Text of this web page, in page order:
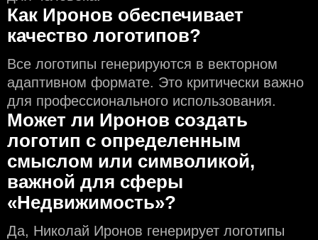
Как Иронов обеспечивает
качество логотипов?
Все логотипы генерируются в векторном
адаптивном формате. Это критически важно
для профессионального использования.
Может ли Иронов создать
логотип с определeнным
смыслом или символикой,
важной для сферы
«Недвижимость»?
Да, Николай Иронов генерирует логотипы